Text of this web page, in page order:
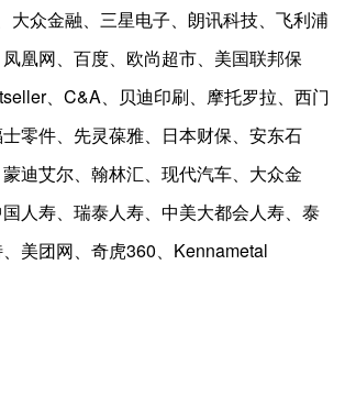
大众金融、三星电子、朗讯科技、飞利浦
凰网、百度、欧尚超市、美国联邦保
、C&A、贝迪印刷、摩托罗拉、西门
零件、先灵葆雅、日本财保、安东石
迪艾尔、翰林汇、现代汽车、大众金
人寿、瑞泰人寿、中美大都会人寿、泰
美团网、奇虎360、Kennametal